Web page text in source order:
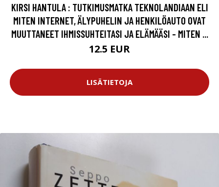
KIRSI HANTULA : TUTKIMUSMATKA TEKNOLANDIAAN ELI
MITEN INTERNET, ÄLYPUHELIN JA HENKILÖAUTO OVAT
MUUTTANEET IHMISSUHTEITASI JA ELÄMÄÄSI - MITEN ...
12.5 EUR
LISÄTIETOJA